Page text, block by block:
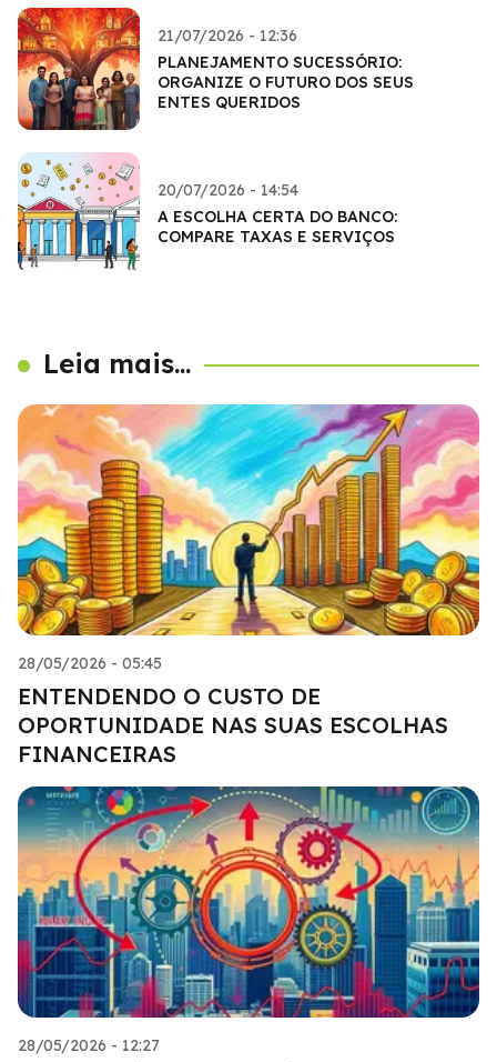
21/07/2026 - 12:36
PLANEJAMENTO SUCESSÓRIO:
ORGANIZE O FUTURO DOS SEUS
ENTES QUERIDOS
20/07/2026 - 14:54
A ESCOLHA CERTA DO BANCO:
COMPARE TAXAS E SERVIÇOS
Leia mais...
28/05/2026 - 05:45
ENTENDENDO O CUSTO DE
OPORTUNIDADE NAS SUAS ESCOLHAS
FINANCEIRAS
28/05/2026 - 12:27